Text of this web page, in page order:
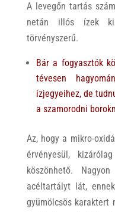
A levegőn tartás
netán illós ízek
törvényszerű.
Bár a fogyasztók
tévesen
ízjegyeihez, de
a szamorodni
Az, hogy a mikro-
érvényesül,
köszönhető.
acéltartályt lát,
gyümölcsös karaktert